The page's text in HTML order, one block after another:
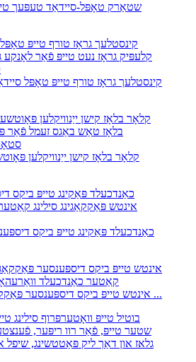
שטאַרק טאָפּל-סיידאַד טעפּעך
קינסטלעך גראָז טורף טייפּ טאָפּל
קלאָר בלאָז קישן ייַנוויקלען
2 אינטש טייפּ ביקס דיספּענסער פּאַקקאַגינג סילינג ...